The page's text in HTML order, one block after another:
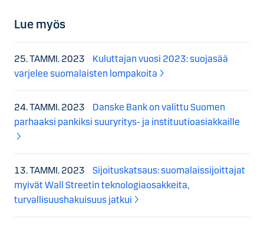
Lue myös
25. TAMMI. 2023
Kuluttajan vuosi 2023: suojasää
varjelee suomalaisten lompakoita
24. TAMMI. 2023
Danske Bank on valittu Suomen
parhaaksi pankiksi suuryritys- ja instituutioasiakkaille
13. TAMMI. 2023
Sijoituskatsaus: suomalaissijoittajat
myivät Wall Streetin teknologiaosakkeita,
turvallisuushakuisuus jatkui